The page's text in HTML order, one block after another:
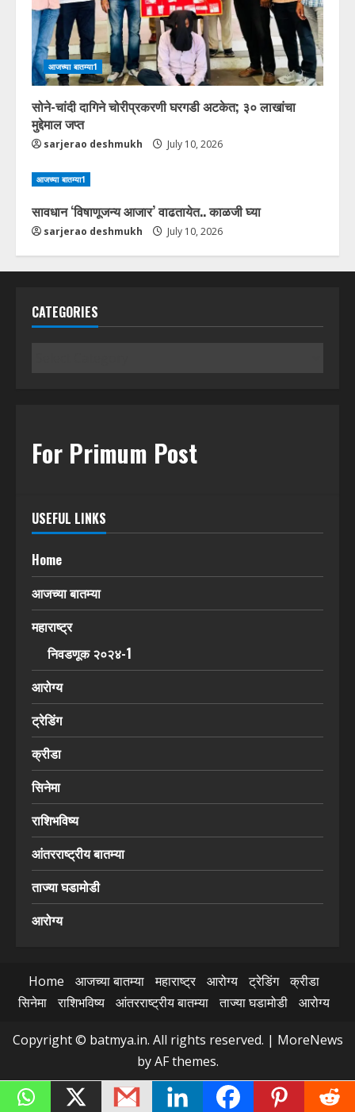
आजच्या बातम्या1
सोने-चांदी दागिने चोरीप्रकरणी घरगडी अटकेत; ३० लाखांचा
मुद्देमाल जप्त
sarjerao deshmukh July 10, 2026
आजच्या बातम्या1
सावधान ‘विषाणूजन्य आजार’ वाढतायेत.. काळजी घ्या
sarjerao deshmukh July 10, 2026
CATEGORIES
For Primum Post
USEFUL LINKS
Home
आजच्या बातम्या
महाराष्ट्र
निवडणूक २०२४-1
आरोग्य
ट्रेडिंग
क्रीडा
सिनेमा
राशिभविष्य
आंतरराष्ट्रीय बातम्या
ताज्या घडामोडी
आरोग्य
Home आजच्या बातम्या महाराष्ट्र आरोग्य ट्रेडिंग
क्रीडा
सिनेमा
राशिभविष्य आंतरराष्ट्रीय बातम्या ताज्या घडामोडी आरोग्य
Copyright © batmya.in. All rights reserved. | MoreNews
by AF themes.